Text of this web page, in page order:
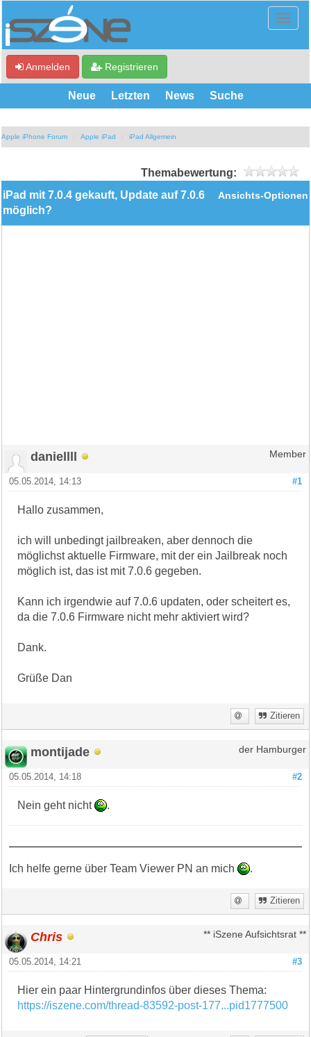
Anmelden Registrieren
Neue Letzten News Suche
Apple iPhone Forum Apple iPad iPad Allgemein
Themabewertung:
Ansichts-Optionen
iPad mit 7.0.4 gekauft, Update auf 7.0.6
möglich?
daniellll Member
#1
05.05.2014, 14:13
Hallo zusammen,
ich will unbedingt jailbreaken, aber dennoch die
möglichst aktuelle Firmware, mit der ein Jailbreak noch
möglich ist, das ist mit 7.0.6 gegeben.
Kann ich irgendwie auf 7.0.6 updaten, oder scheitert es,
da die 7.0.6 Firmware nicht mehr aktiviert wird?
Dank.
Grüße Dan
Zitieren
montijade der Hamburger
#2
05.05.2014, 14:18
Nein geht nicht .
Ich helfe gerne über Team Viewer PN an mich .
Zitieren
Chris ** iSzene Aufsichtsrat **
#3
05.05.2014, 14:21
Hier ein paar Hintergrundinfos über dieses Thema:
https://iszene.com/thread-83592-post-177...pid1777500